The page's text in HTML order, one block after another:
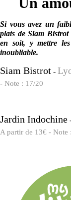
Si vous avez un
plats de Siam
en soit, y mettre
inoubliable.
Siam Bistrot -
- Note : 17/20
Jardin Indochine
A partir de 13€ - Note